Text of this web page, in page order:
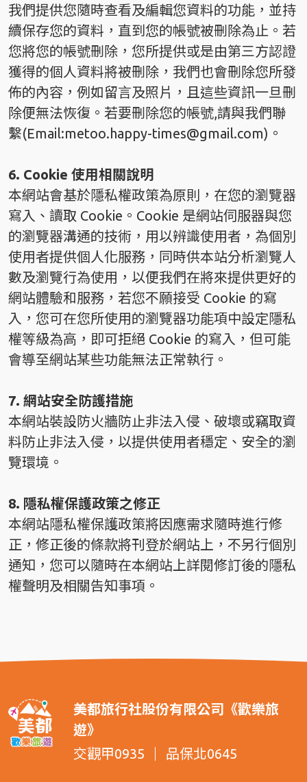
我們提供您隨時查看及編輯您資料的功能，並持
續保存您的資料，直到您的帳號被刪除為止。若
您將您的帳號刪除，您所提供或是由第三方認證
獲得的個人資料將被刪除，我們也會刪除您所發
佈的內容，例如留言及照片，且這些資訊一旦刪
除便無法恢復。若要刪除您的帳號,請與我們聯
繫(Email:metoo.happy-times@gmail.com)。
6. Cookie 使用相關說明
本網站會基於隱私權政策為原則，在您的瀏覽器
寫入、讀取 Cookie。Cookie 是網站伺服器與您
的瀏覽器溝通的技術，用以辨識使用者，為個別
使用者提供個人化服務，同時供本站分析瀏覽人
數及瀏覽行為使用，以便我們在將來提供更好的
網站體驗和服務，若您不願接受 Cookie 的寫
入，您可在您所使用的瀏覽器功能項中設定隱私
權等級為高，即可拒絕 Cookie 的寫入，但可能
會導至網站某些功能無法正常執行。
7. 網站安全防護措施
本網站裝設防火牆防止非法入侵、破壞或竊取資
料防止非法入侵，以提供使用者穩定、安全的瀏
覽環境。
8. 隱私權保護政策之修正
本網站隱私權保護政策將因應需求隨時進行修
正，修正後的條款將刊登於網站上，不另行個別
通知，您可以隨時在本網站上詳閱修訂後的隱私
權聲明及相關告知事項。
美都旅行社股份有限公司《歡樂旅
遊》
交觀甲0935
品保北0645